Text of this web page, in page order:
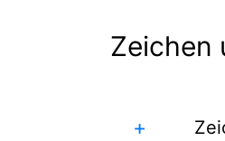
Zeichen
+